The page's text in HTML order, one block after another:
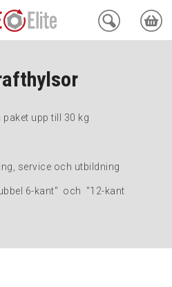
upp till 30 kg
service och utbildning
6-kant" och "12-kant